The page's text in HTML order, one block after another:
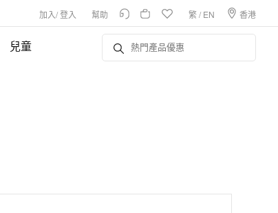
加入/登入 幫助 繁/ EN 香港
兒童